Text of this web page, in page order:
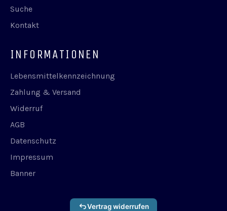
Suche
Kontakt
INFORMATIONEN
Lebensmittelkennzeichnung
Zahlung & Versand
Widerruf
AGB
Datenschutz
Impressum
Banner
Vertrag widerrufen